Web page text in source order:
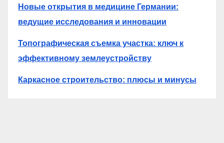
Новые открытия в медицине Германии:
ведущие исследования и инновации
Топографическая съемка участка: ключ к
эффективному землеустройству
Каркасное строительство: плюсы и минусы